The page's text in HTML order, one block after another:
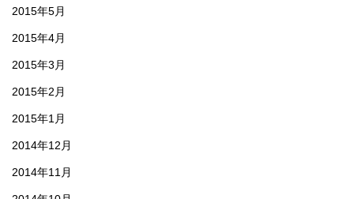
2015年5月
2015年4月
2015年3月
2015年2月
2015年1月
2014年12月
2014年11月